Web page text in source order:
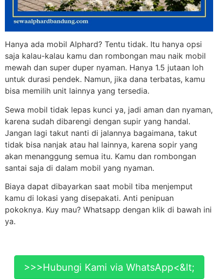
Hanya ada mobil Alphard? Tentu tidak. Itu hanya opsi
saja kalau-kalau kamu dan rombongan mau naik mobil
mewah dan super duper nyaman. Hanya 1.5 jutaan loh
untuk durasi pendek. Namun, jika dana terbatas, kamu
bisa memilih unit lainnya yang tersedia.
Sewa mobil tidak lepas kunci ya, jadi aman dan nyaman,
karena sudah dibarengi dengan supir yang handal.
Jangan lagi takut nanti di jalannya bagaimana, takut
tidak bisa nanjak atau hal lainnya, karena sopir yang
akan menanggung semua itu. Kamu dan rombongan
santai saja di dalam mobil yang nyaman.
Biaya dapat dibayarkan saat mobil tiba menjemput
kamu di lokasi yang disepakati. Anti penipuan
pokoknya. Kuy mau? Whatsapp dengan klik di bawah ini
ya.
>>>Hubungi Kami via WhatsApp<&lt;